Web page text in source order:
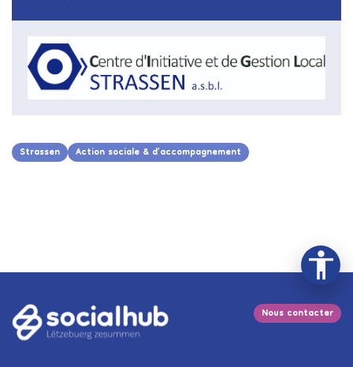
Strassen Action sociale & d’accompagnement
Nous contacter